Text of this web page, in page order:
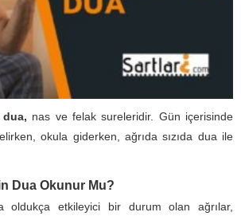
nas ve felak sureleridir. Gün içerisinde
okula giderken, ağrıda sızıda dua ile
Dua Okunur Mu?
oldukça etkileyici bir durum olan ağrılar,